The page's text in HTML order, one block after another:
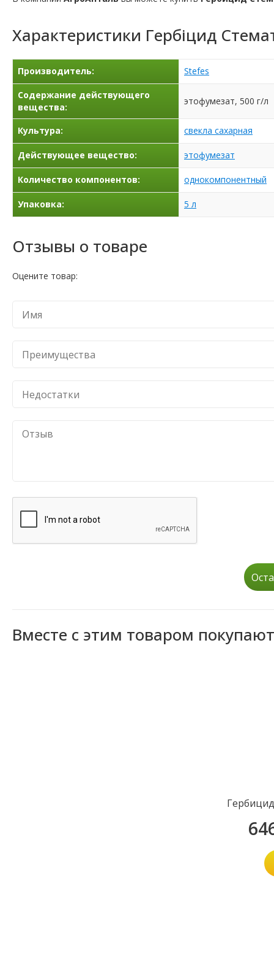
Характеристики Гербіцид
Производитель: Stefes
Содержание действующего
вещества:
этофумезат, 500 г/л
Культура: свекла сахарная
Действующее вещество: этофумезат
Количество компонентов: однокомпонентный
Упаковка: 5 л
Отзывы о товаре
Оцените товар:
Вместе с этим товаром покупают